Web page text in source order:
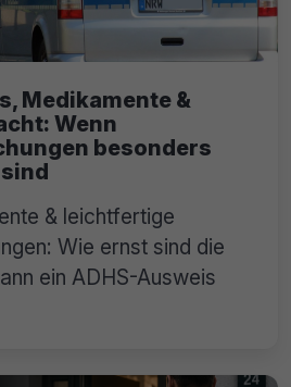
Medikamente &
Wenn
besonders
& leichtfertige
Wie ernst sind die
ein ADHS-Ausweis